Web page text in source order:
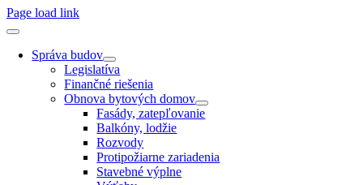
Page load link
Správa budov
Legislatíva
Finančné riešenia
Obnova bytových domov
Fasády, zatepľovanie
Balkóny, lodžie
Rozvody
Protipožiarne zariadenia
Stavebné výplne